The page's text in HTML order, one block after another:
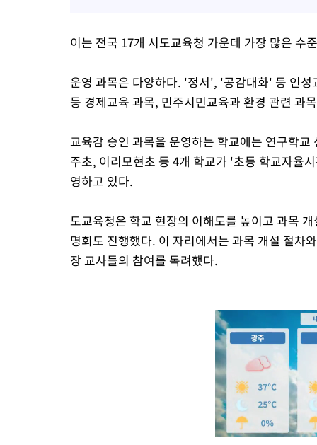
이는 전국 17개 시도교육청 가운데 가장 많은 수
운영 과목은 다양하다. '정서', '공감대화' 등 인
등 경제교육 과목, 민주시민교육과 환경 관련 과
교육감 승인 과목을 운영하는 학교에는 연구학
주초, 이리모현초 등 4개 학교가 '초등 학교자율
영하고 있다.
도교육청은 학교 현장의 이해도를 높이고 과목
명회도 진행했다. 이 자리에서는 과목 개설 절차
장 교사들의 참여를 독려했다.